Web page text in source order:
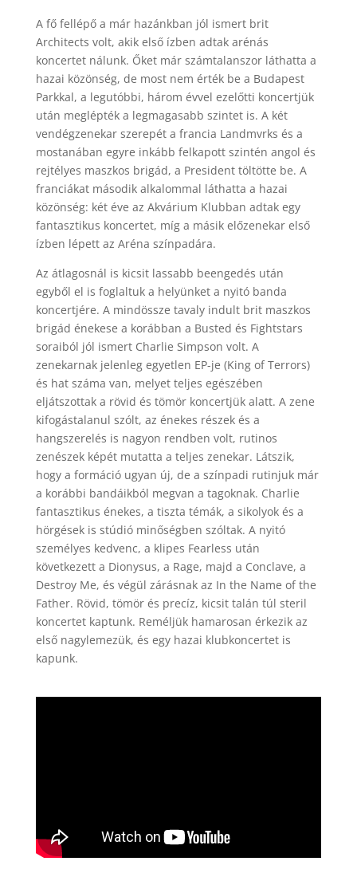
A fő fellépő a már hazánkban jól ismert brit
Architects volt, akik első ízben adtak arénás
koncertet nálunk. Őket már számtalanszor láthatta a
hazai közönség, de most nem érték be a Budapest
Parkkal, a legutóbbi, három évvel ezelőtti koncertjük
után meglépték a legmagasabb szintet is. A két
vendégzenekar szerepét a francia Landmvrks és a
mostanában egyre inkább felkapott szintén angol és
rejtélyes maszkos brigád, a President töltötte be. A
franciákat második alkalommal láthatta a hazai
közönség: két éve az Akvárium Klubban adtak egy
fantasztikus koncertet, míg a másik előzenekar első
ízben lépett az Aréna színpadára.
Az átlagosnál is kicsit lassabb beengedés után
egyből el is foglaltuk a helyünket a nyitó banda
koncertjére. A mindössze tavaly indult brit maszkos
brigád énekese a korábban a Busted és Fightstars
soraiból jól ismert Charlie Simpson volt. A
zenekarnak jelenleg egyetlen EP-je (King of Terrors)
és hat száma van, melyet teljes egészében
eljátszottak a rövid és tömör koncertjük alatt. A zene
kifogástalanul szólt, az énekes részek és a
hangszerelés is nagyon rendben volt, rutinos
zenészek képét mutatta a teljes zenekar. Látszik,
hogy a formáció ugyan új, de a színpadi rutinjuk már
a korábbi bandáikból megvan a tagoknak. Charlie
fantasztikus énekes, a tiszta témák, a sikolyok és a
hörgések is stúdió minőségben szóltak. A nyitó
személyes kedvenc, a klipes Fearless után
következett a Dionysus, a Rage, majd a Conclave, a
Destroy Me, és végül zárásnak az In the Name of the
Father. Rövid, tömör és precíz, kicsit talán túl steril
koncertet kaptunk. Reméljük hamarosan érkezik az
első nagylemezük, és egy hazai klubkoncertet is
kapunk.